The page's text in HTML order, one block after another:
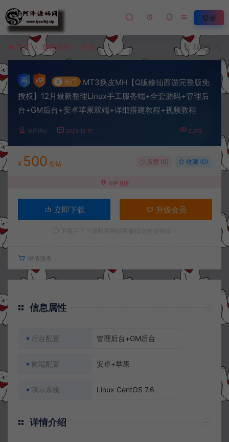
登录
首页 寄售资源 正文 我要投稿
# 热门
MT3换皮MH【Q版修仙西游完整版免
授权】12月最新整理Linux手工服务端+全套源码+管理后
台+GM后台+安卓苹果双端+详细搭建教程+视频教程
冷雨泽ღ 2023-12-17 2,572
¥ 500 星钻 点赞 (0) 收藏 (0)
VIP 8折
立即下载 升级会员
增值服务：
信息属性
后台配置 管理后台+GM后台
前端配置 安卓+苹果
演示系统 Linux CentOS 7.6
详情介绍